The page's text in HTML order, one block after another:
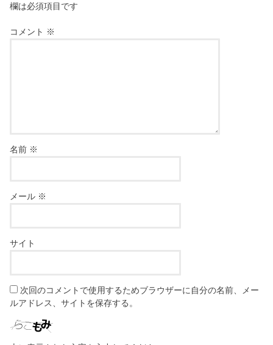
欄は必須項目です
コメント ※
名前 ※
メール ※
サイト
次回のコメントで使用するためブラウザーに自分の名前、メー
ルアドレス、サイトを保存する。